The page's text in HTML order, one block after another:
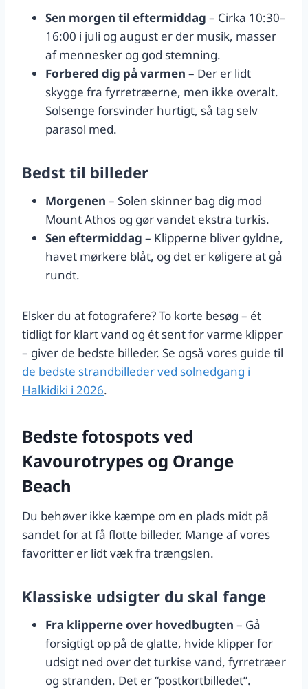
Sen morgen til eftermiddag – Cirka 10:30–
16:00 i juli og august er der musik, masser
af mennesker og god stemning.
Forbered dig på varmen – Der er lidt
skygge fra fyrretræerne, men ikke overalt.
Solsenge forsvinder hurtigt, så tag selv
parasol med.
Bedst til billeder
Morgenen – Solen skinner bag dig mod
Mount Athos og gør vandet ekstra turkis.
Sen eftermiddag – Klipperne bliver gyldne,
havet mørkere blåt, og det er køligere at gå
rundt.
Elsker du at fotografere? To korte besøg – ét
tidligt for klart vand og ét sent for varme klipper
– giver de bedste billeder. Se også vores guide til
de bedste strandbilleder ved solnedgang i
Halkidiki i 2026.
Bedste fotospots ved
Kavourotrypes og Orange
Beach
Du behøver ikke kæmpe om en plads midt på
sandet for at få flotte billeder. Mange af vores
favoritter er lidt væk fra trængslen.
Klassiske udsigter du skal fange
Fra klipperne over hovedbugten – Gå
forsigtigt op på de glatte, hvide klipper for
udsigt ned over det turkise vand, fyrretræer
og stranden. Det er “postkortbilledet”.